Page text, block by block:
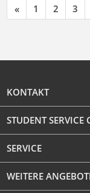
« 1 2 3
KONTAKT
STUDENT SERVICE
SERVICE
WEITERE